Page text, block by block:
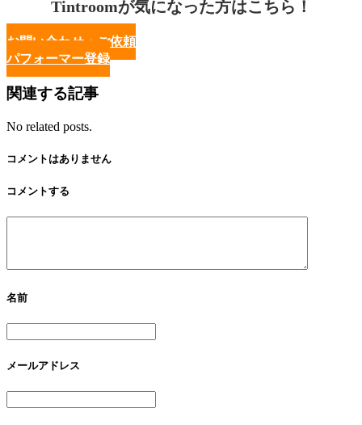
Tintroomが気になった方はこちら！
お問い合わせ・ご依頼
パフォーマー登録
関連する記事
No related posts.
コメントはありません
コメントする
名前
メールアドレス